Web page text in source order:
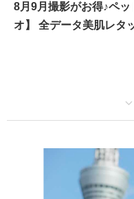
タジオプランを東京・神奈川の
そ、お二人の表情や衣装の美し
撮
相談予約する
来店・オンライン
8月9月撮影がお得♪ペ
オ】 全データ美肌レタ